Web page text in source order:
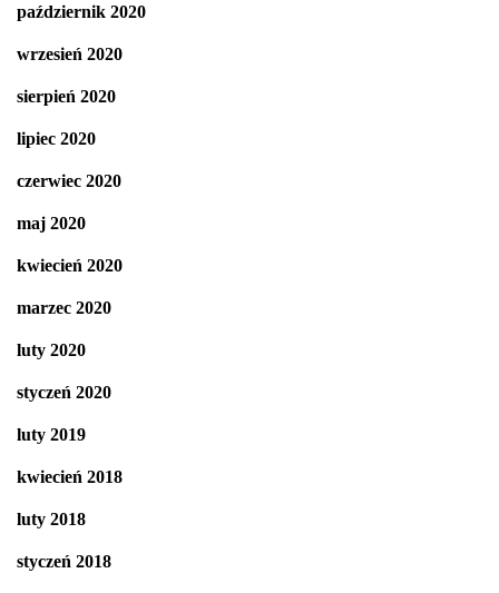
październik 2020
wrzesień 2020
sierpień 2020
lipiec 2020
czerwiec 2020
maj 2020
kwiecień 2020
marzec 2020
luty 2020
styczeń 2020
luty 2019
kwiecień 2018
luty 2018
styczeń 2018